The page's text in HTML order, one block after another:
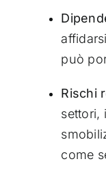
può
Rischi
settori,
come